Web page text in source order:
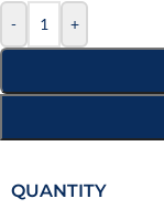
- +
QUANTITY